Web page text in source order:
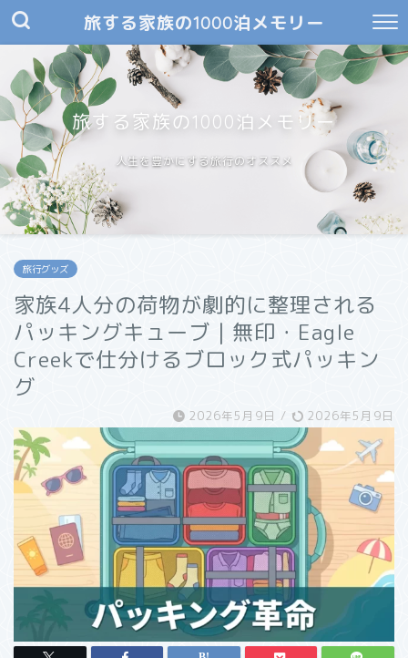
旅する家族の1000泊メモリー
旅する家族の1000泊メモリー
人生を豊かにする旅行のオススメ
旅行グッズ
家族4人分の荷物が劇的に整理される
パッキングキューブ｜無印・Eagle
Creekで仕分けるブロック式パッキン
グ
2026年5月9日 / 2026年5月9日